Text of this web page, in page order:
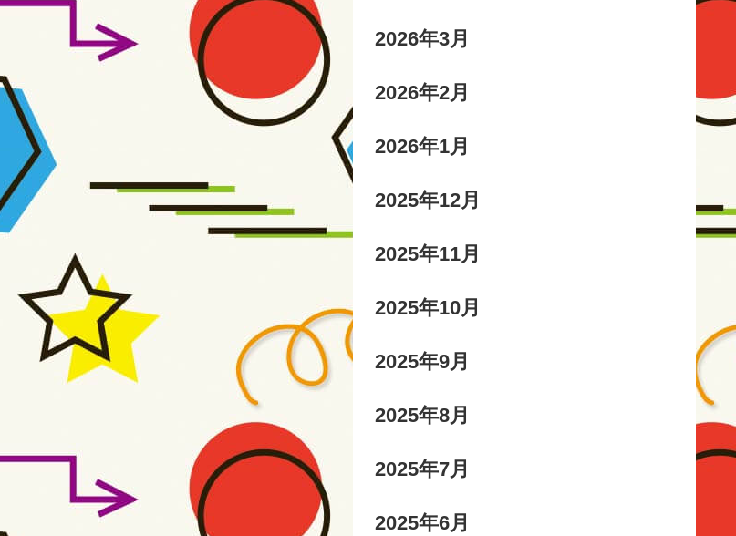
2026年3月
2026年2月
2026年1月
2025年12月
2025年11月
2025年10月
2025年9月
2025年8月
2025年7月
2025年6月